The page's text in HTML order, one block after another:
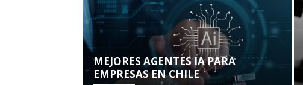
MEJORES AGENTES IA PARA
EMPRESAS EN CHILE